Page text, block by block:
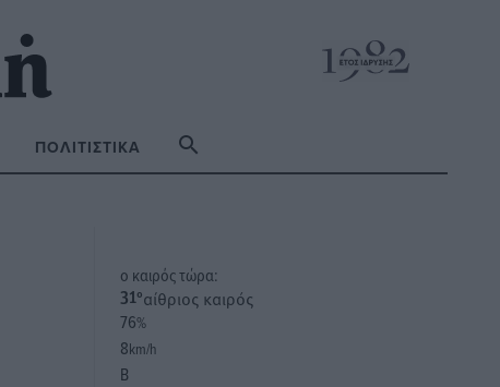
ΠΟΛΙΤΙΣΤΙΚΆ
o καιρός τώρα:
31°αίθριος καιρός
76%
8km/h
Β